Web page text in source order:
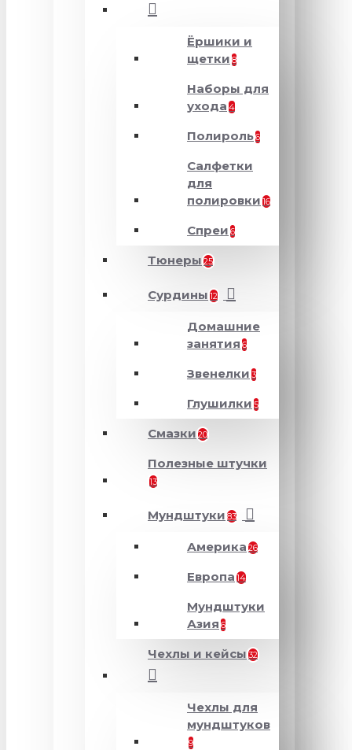
Ёршики и
щетки 8
Наборы для
ухода 4
Полироль6
Салфетки
для
полировки 16
Спреи 6
Тюнеры 25
Сурдины 12
Домашние
занятия 6
Звенелки 3
Глушилки 5
Смазки 20
Полезные штучки
13
Мундштуки 83
Америка 26
Европа 14
Мундштуки
Азия 6
Чехлы и кейсы 32
Чехлы для
мундштуков
9